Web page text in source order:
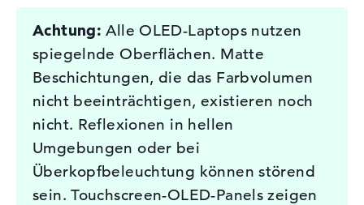
Achtung: Alle OLED-Laptops nutzen
spiegelnde Oberflächen. Matte
Beschichtungen, die das Farbvolumen
nicht beeinträchtigen, existieren noch
nicht. Reflexionen in hellen
Umgebungen oder bei
Überkopfbeleuchtung können störend
sein. Touchscreen-OLED-Panels zeigen